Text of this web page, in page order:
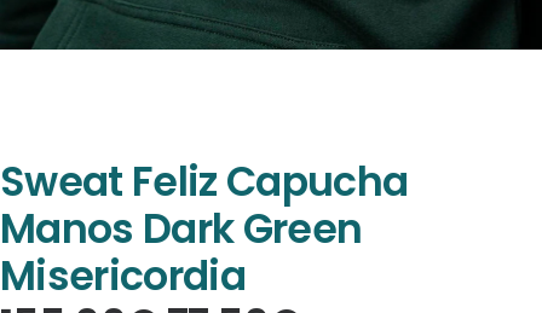
Sweat Feliz Capucha
Manos Dark Green
Misericordia